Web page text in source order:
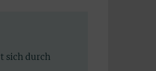
sich durch